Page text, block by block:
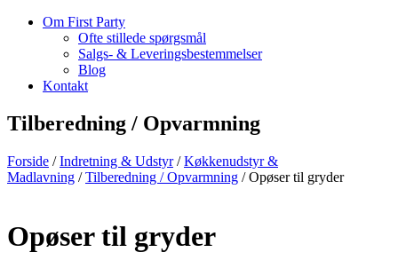
Om First Party
Ofte stillede spørgsmål
Salgs- & Leveringsbestemmelser
Blog
Kontakt
Tilberedning / Opvarmning
Forside /Indretning & Udstyr/Køkkenudstyr &
Madlavning /Tilberedning / Opvarmning / Opøser til gryder
Opøser til gryder